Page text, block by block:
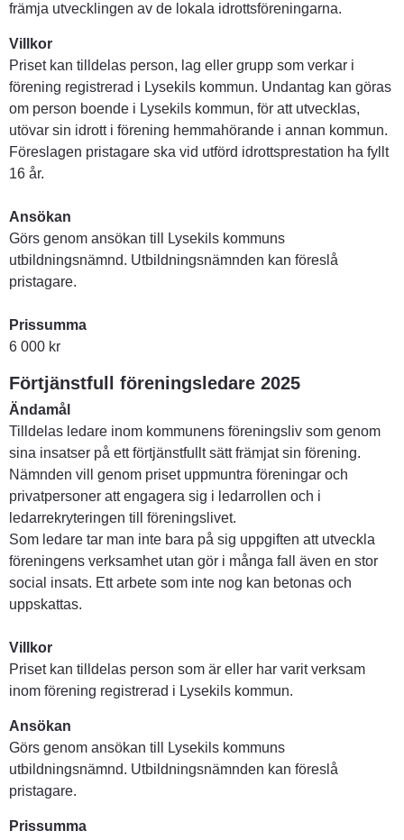
främja utvecklingen av de lokala idrottsföreningarna.
Villkor
Priset kan tilldelas person, lag eller grupp som verkar i
förening registrerad i Lysekils kommun. Undantag kan göras
om person boende i Lysekils kommun, för att utvecklas,
utövar sin idrott i förening hemmahörande i annan kommun.
Föreslagen pristagare ska vid utförd idrottsprestation ha fyllt
16 år.
Ansökan
Görs genom ansökan till Lysekils kommuns
utbildningsnämnd. Utbildningsnämnden kan föreslå
pristagare.
Prissumma
6 000 kr
Förtjänstfull föreningsledare 2025
Ändamål
Tilldelas ledare inom kommunens föreningsliv som genom
sina insatser på ett förtjänstfullt sätt främjat sin förening.
Nämnden vill genom priset uppmuntra föreningar och
privatpersoner att engagera sig i ledarrollen och i
ledarrekryteringen till föreningslivet.
Som ledare tar man inte bara på sig uppgiften att utveckla
föreningens verksamhet utan gör i många fall även en stor
social insats. Ett arbete som inte nog kan betonas och
uppskattas.
Villkor
Priset kan tilldelas person som är eller har varit verksam
inom förening registrerad i Lysekils kommun.
Ansökan
Görs genom ansökan till Lysekils kommuns
utbildningsnämnd. Utbildningsnämnden kan föreslå
pristagare.
Prissumma